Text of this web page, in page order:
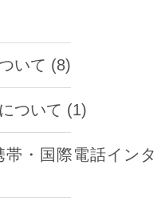
いて (8)
ついて (1)
・国際電話イン